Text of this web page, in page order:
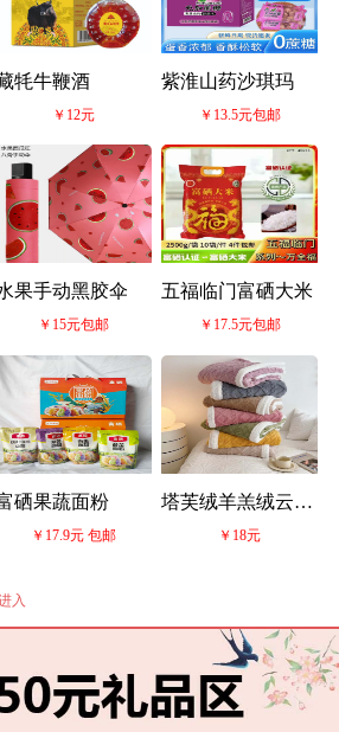
牦牛鞭酒
￥12元
紫淮山药沙琪玛
￥13.5元包邮
果手动黑胶伞
￥15元包邮
五福临门富硒大米
￥17.5元包邮
硒果蔬面粉
￥17.9元 包邮
塔芙绒羊羔绒云毯
￥18元
入